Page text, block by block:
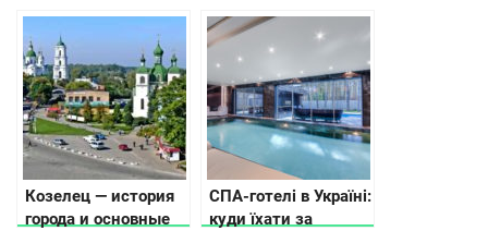
Козелец — история
города и основные
СПА-готелі в Україні:
куди їхати за